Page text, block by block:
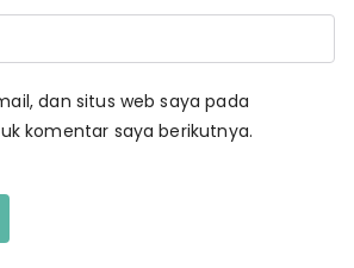
dan situs web saya pada
komentar saya berikutnya.